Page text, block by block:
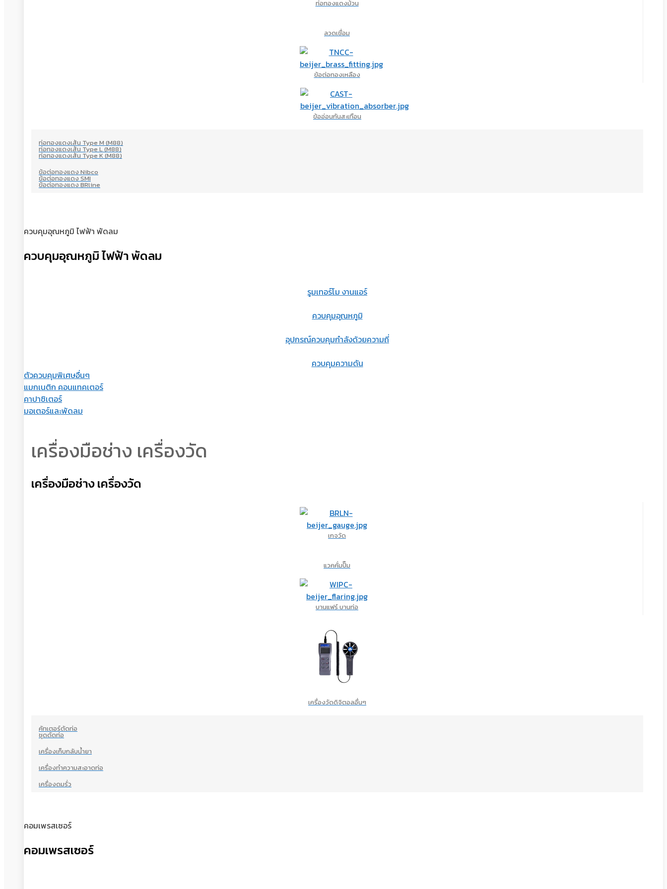
ท่อทองแดงม้วน
ลวดเชื่อม
ข้อต่อทองเหลือง
ข้ออ่อนกันสะเทือน
ท่อทองแดงเส้น Type M (M88)
ท่อทองแดงเส้น Type L (M88)
ท่อทองแดงเส้น Type K (M88)
ข้อต่อทองแดง Nibco
ข้อต่อทองแดง SMI
ข้อต่อทองแดง BRline
ควบคุมอุณหภูมิ ไฟฟ้า พัดลม
ควบคุมอุณหภูมิ ไฟฟ้า พัดลม
รูมเทอร์โม งานแอร์
ควบคุมอุณหภูมิ
อุปกรณ์ควบคุมกำลังด้วยความถี่
ควบคุมความดัน
ตัวควบคุมพิเศษอื่นๆ
แมกเนติก คอนแทคเตอร์
คาปาซิเตอร์
มอเตอร์และพัดลม
เครื่องมือช่าง เครื่องวัด
เครื่องมือช่าง เครื่องวัด
เกจวัด
แวคคั่มปั๊ม
บานแฟร์ บานท่อ
เครื่องวัดดิจิตอลอื่นๆ
คัทเตอร์ตัดท่อ
ชุดดัดท่อ
เครื่องเก็บกลับน้ำยา
เครื่องทำความสะอาดท่อ
เครื่องดมรั่ว
คอมเพรสเซอร์
คอมเพรสเซอร์